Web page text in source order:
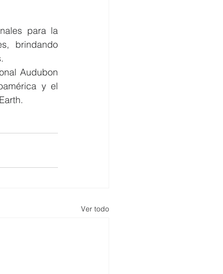
para la
brindando
Audubon
y el
Ver todo